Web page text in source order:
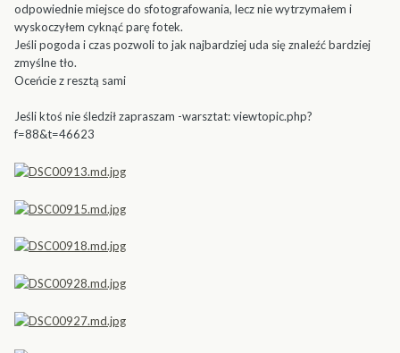
odpowiednie miejsce do sfotografowania, lecz nie wytrzymałem i
wyskoczyłem cyknąć parę fotek.
Jeśli pogoda i czas pozwoli to jak najbardziej uda się znaleźć bardziej
zmyślne tło.
Oceńcie z resztą sami
Jeśli ktoś nie śledził zapraszam -warsztat: viewtopic.php?
f=88&t=46623